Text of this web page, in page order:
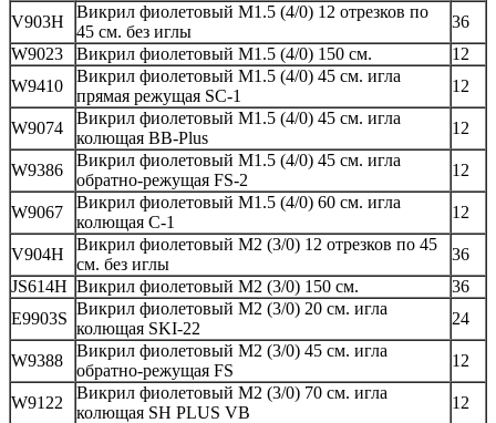
V903H
Викрил фиолетовый М1.5 (4/0) 12 отрезков по
45 см. без иглы
36
W9023
Викрил фиолетовый М1.5 (4/0) 150 см.
12
W9410
Викрил фиолетовый М1.5 (4/0) 45 см. игла
прямая режущая SC-1
12
W9074
Викрил фиолетовый М1.5 (4/0) 45 см. игла
колющая BB-Plus
12
W9386
Викрил фиолетовый М1.5 (4/0) 45 см. игла
обратно-режущая FS-2
12
W9067
Викрил фиолетовый М1.5 (4/0) 60 см. игла
колющая C-1
12
V904H
Викрил фиолетовый М2 (3/0) 12 отрезков по 45
см. без иглы
36
JS614H Викрил фиолетовый М2 (3/0) 150 см.
36
E9903S
Викрил фиолетовый М2 (3/0) 20 см. игла
колющая SKI-22
24
W9388
Викрил фиолетовый М2 (3/0) 45 см. игла
обратно-режущая FS
12
W9122
Викрил фиолетовый М2 (3/0) 70 см. игла
колющая SH PLUS VB
12